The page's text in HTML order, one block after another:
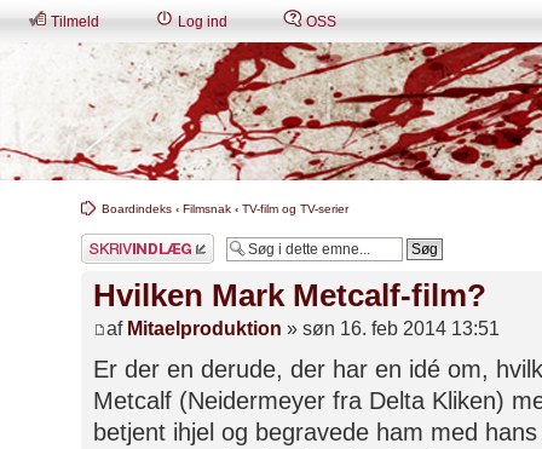
Tilmeld Log ind OSS
Boardindeks ‹ Filmsnak ‹ TV-film og TV-serier
Skriv et svar
Hvilken Mark Metcalf-film?
af Mitaelproduktion » søn 16. feb 2014 13:51
Er der en derude, der har en idé om,
Metcalf (Neidermeyer fra Delta Kliken)
betjent ihjel og begravede ham med